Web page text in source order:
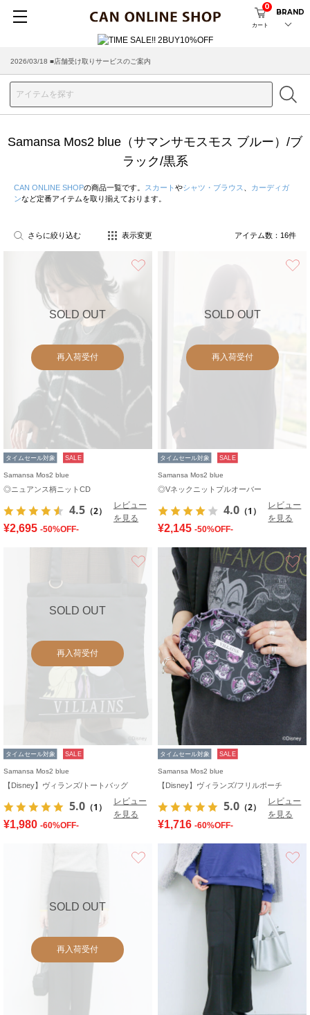
カート
0
BRAND
2026/08/04 ■8/13(木)AM2:00～サイトメンテナンス実施のお知らせ
2026/03/18 ■店舗受け取りサービスのご案内
Samansa Mos2 blue（サマンサモスモス ブルー）/ブ
ラック/黒系
CAN ONLINE SHOPの商品一覧です。 スカート やシャツ・ブラウス
カーディガ
ンなど定番アイテムを取り揃えております。
さらに絞り込む 表示変更 アイテム数： 16件
SOLD OUT
再入荷受付
タイムセール対象 SALE
Samansa Mos2 blue
◎ニュアンス柄ニットCD
4.5 （2）
レビュー
を見る
¥2,695 -50%OFF-
SOLD OUT
再入荷受付
タイムセール対象 SALE
Samansa Mos2 blue
◎Vネックニットプルオーバー
4.0 （1）
レビュー
を見る
¥2,145 -50%OFF-
SOLD OUT
再入荷受付
お気に入り
タイムセール対象 SALE
Samansa Mos2 blue
【Disney】ヴィランズ/トートバッグ
5.0 （1）
レビュー
を見る
¥1,980 -60%OFF-
タイムセール対象 SALE
Samansa Mos2 blue
【Disney】ヴィランズ/フリルポーチ
5.0 （2）
レビュー
を見る
¥1,716 -60%OFF-
SOLD OUT
再入荷受付
お気に入り